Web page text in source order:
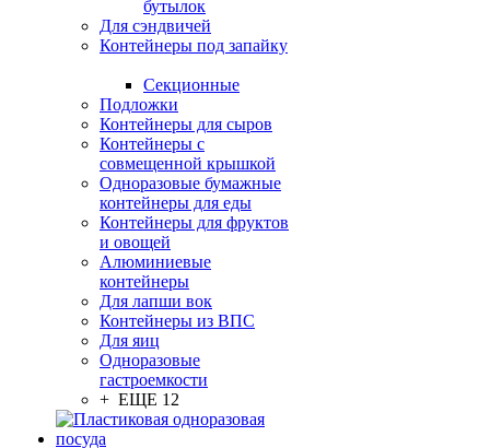
бутылок
Для сэндвичей
Контейнеры под запайку
Секционные
Подложки
Контейнеры для сыров
Контейнеры с
совмещенной крышкой
Одноразовые бумажные
контейнеры для еды
Контейнеры для фруктов
и овощей
Алюминиевые
контейнеры
Для лапши вок
Контейнеры из ВПС
Для яиц
Одноразовые
гастроемкости
+ ЕЩЕ 12